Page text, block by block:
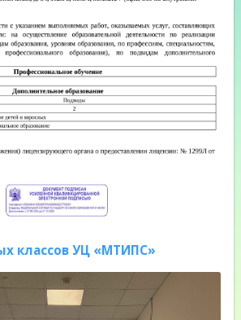
классов УЦ «МТИПС»